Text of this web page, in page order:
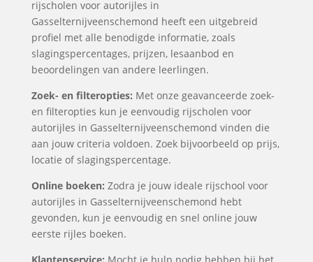
rijscholen voor autorijles in
Gasselternijveenschemond heeft een uitgebreid
profiel met alle benodigde informatie, zoals
slagingspercentages, prijzen, lesaanbod en
beoordelingen van andere leerlingen.
Zoek- en filteropties: Met onze geavanceerde zoek-
en filteropties kun je eenvoudig rijscholen voor
autorijles in Gasselternijveenschemond vinden die
aan jouw criteria voldoen. Zoek bijvoorbeeld op prijs,
locatie of slagingspercentage.
Online boeken: Zodra je jouw ideale rijschool voor
autorijles in Gasselternijveenschemond hebt
gevonden, kun je eenvoudig en snel online jouw
eerste rijles boeken.